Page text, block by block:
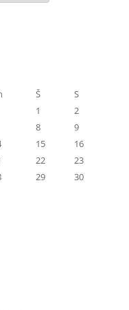
Š
S
1
2
8
9
15
16
22
23
29
30